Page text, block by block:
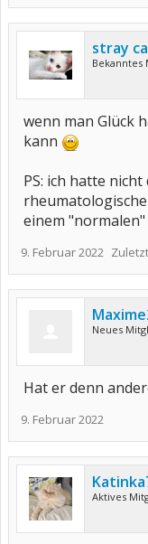
stray
Bekanntes
wenn man Glück
kann
PS: ich hatte nicht
einem
9. Februar 2022
Neues
Hat er denn
9. Februar 2022
Aktives